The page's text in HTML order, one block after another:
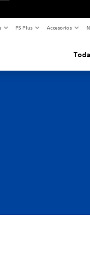
PS Plus Accesorios